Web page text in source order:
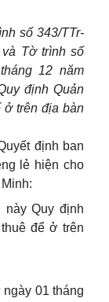
số 343/TTr-
Tờ trình số
12 năm
định Quản
ở trên địa bàn
định ban
lẻ hiện cho
Quy định
để ở trên
01 tháng